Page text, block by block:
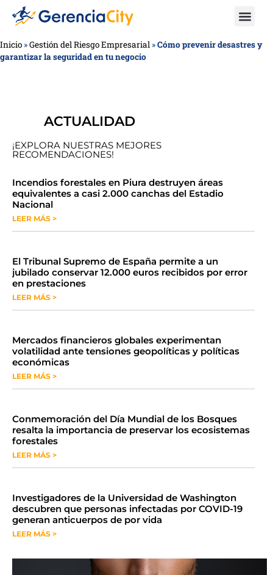
Inicio »Gestión del Riesgo Empresarial »Cómo prevenir desastres y
garantizar la seguridad en tu negocio
ACTUALIDAD
¡EXPLORA NUESTRAS MEJORES
RECOMENDACIONES!
​​​​Incendios forestales en Piura destruyen áreas
equivalentes a casi 2.000 canchas del Estadio
Nacional
LEER MÁS >
​El Tribunal Supremo de España permite a un
jubilado conservar 12.000 euros recibidos por error
en prestaciones
LEER MÁS >
Mercados financieros globales experimentan
volatilidad ante tensiones geopolíticas y políticas
económicas
LEER MÁS >
Conmemoración del Día Mundial de los Bosques
resalta la importancia de preservar los ecosistemas
forestales
LEER MÁS >
Investigadores de la Universidad de Washington
descubren que personas infectadas por COVID-19
generan anticuerpos de por vida
LEER MÁS >